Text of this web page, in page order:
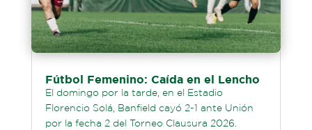
Fútbol Femenino: Caída en el Lencho
El domingo por la tarde, en el Estadio
Florencio Solá, Banfield cayó 2-1 ante Unión
por la fecha 2 del Torneo Clausura 2026.